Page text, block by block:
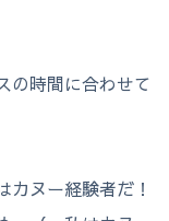
の時間に合わせて
ヌー経験者だ！